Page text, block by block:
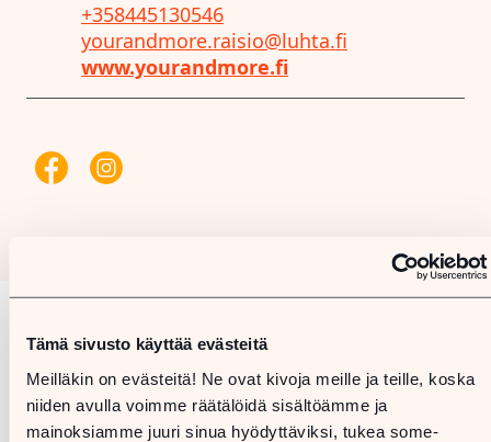
Tämä sivusto käyttää evästeitä
Meilläkin on evästeitä! Ne ovat kivoja meille ja teille, koska
niiden avulla voimme räätälöidä sisältöämme ja
mainoksiamme juuri sinua hyödyttäviksi, tukea some-
+358445130546
yourandmore.raisio@luhta.fi
www.yourandmore.fi
Karta